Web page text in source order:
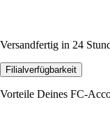
Versandfertig in 24
Filialverfügbarkeit
Vorteile Deines FC-